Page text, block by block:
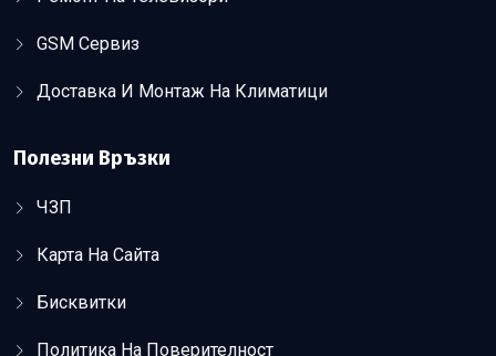
GSM Сервиз
Доставка И Монтаж На Климатици
Полезни Връзки
ЧЗП
Карта На Сайта
Бисквитки
Политика На Поверителност